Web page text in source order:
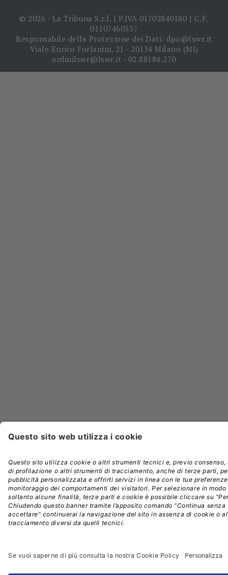
© 2026 - La Tribuna S.r.l. | P.IVA 01702840180 | C.F.
01107460337
Responsabile della Protezione dei Dati: dpo@lswr.it
Viale Enrico Forlanini, 21 - 20134 Milano (MI)
ordinilswr@lswr.it - 02.88184.270